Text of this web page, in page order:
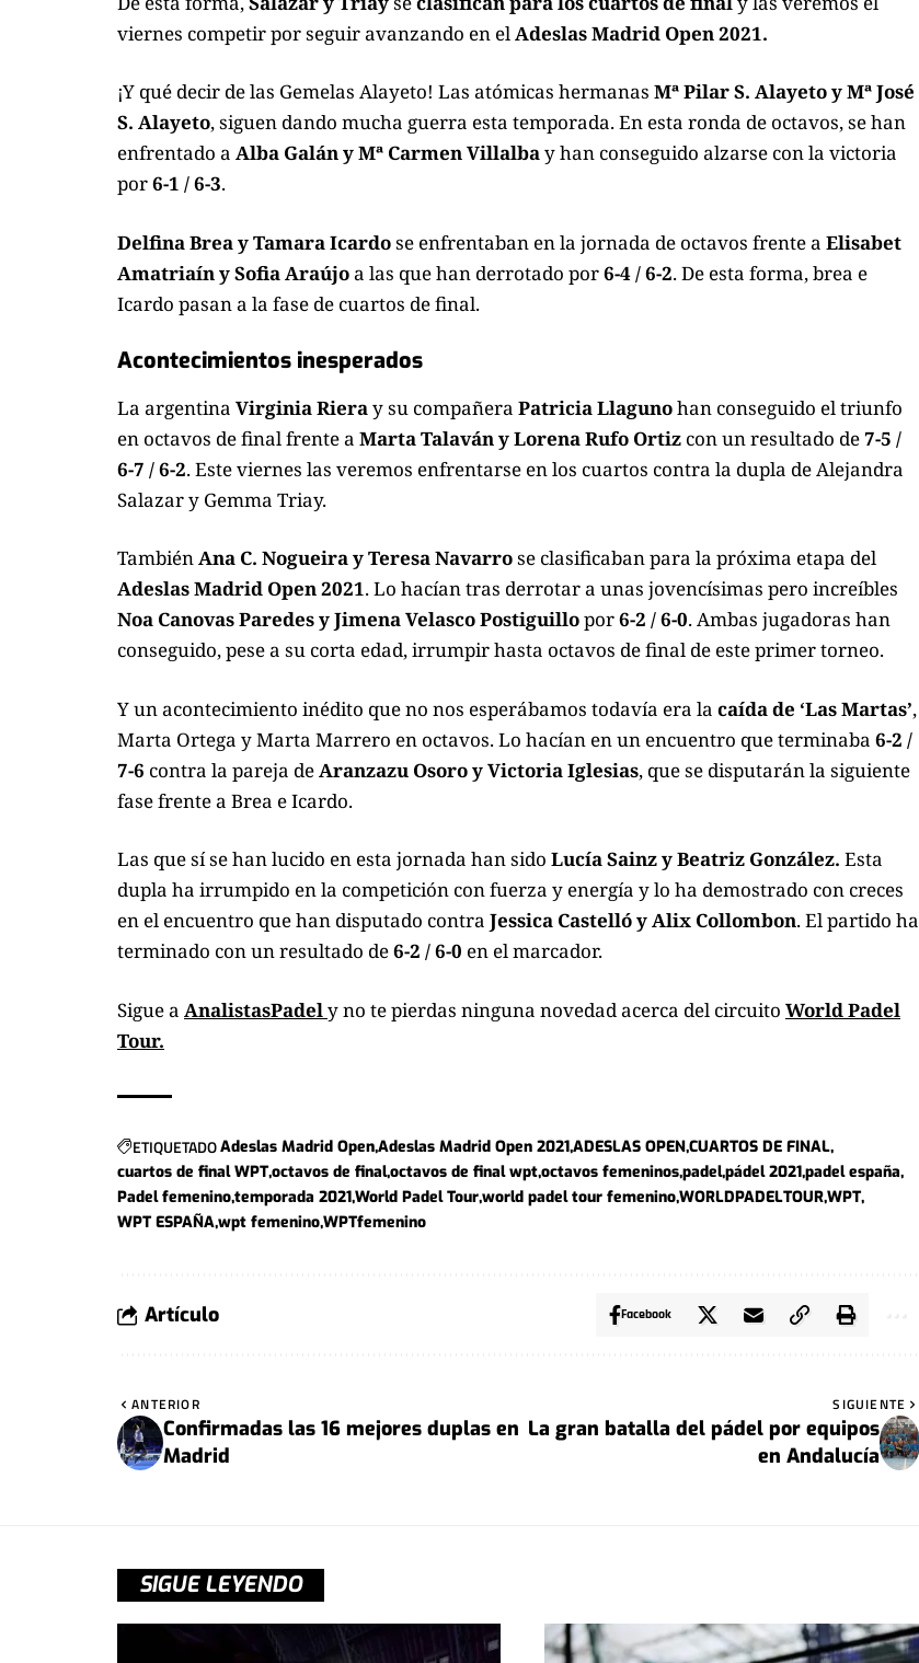
viernes competir por seguir avanzando en elAdeslas Madrid Open 2021.
¡Y qué decir de las Gemelas Alayeto! Las atómicas hermanas Mª Pilar S. Alayeto y Mª José
S. Alayeto, siguen dando mucha guerra esta temporada. En esta ronda de octavos, se han
enfrentado a Alba Galán y Mª Carmen Villalbay han conseguido alzarse con la victoria
por6-1 / 6-3.
Delfina Brea y Tamara Icardose enfrentaban en la jornada de octavos frente a Elisabet
Amatriaín y Sofia Araújoa las que han derrotado por6-4 / 6-2. De esta forma, brea e
Icardo pasan a la fase de cuartos de final.
Acontecimientos inesperados
La argentina Virginia Riera y su compañera Patricia Llagunohan conseguido el triunfo
en octavos de final frente a Marta Talaván y Lorena Rufo Ortiz con un resultado de7-5 /
6-7 / 6-2. Este viernes las veremos enfrentarse en los cuartos contra la dupla de Alejandra
Salazar y Gemma Triay.
TambiénAna C. Nogueira y Teresa Navarrose clasificaban para la próxima etapa del
Adeslas Madrid Open 2021. Lo hacían tras derrotar a unas jovencísimas pero increíbles
Noa Canovas Paredes y Jimena Velasco Postiguillopor6-2 / 6-0. Ambas jugadoras han
conseguido, pese a su corta edad, irrumpir hasta octavos de final de este primer torneo.
Y un acontecimiento inédito que no nos esperábamos todavía era la caída de ‘Las Martas’,
Marta Ortega y Marta Marrero en octavos. Lo hacían en un encuentro que terminaba 6-2 /
7-6 contra la pareja de Aranzazu Osoro y Victoria Iglesias, que se disputarán la siguiente
fase frente a Brea e Icardo.
Las que sí se han lucido en esta jornada han sido Lucía Sainz y Beatriz González. Esta
dupla ha irrumpido en la competición con fuerza y energía y lo ha demostrado con creces
en el encuentro que han disputado contra Jessica Castelló y Alix Collombon. El partido ha
terminado con un resultado de6-2 / 6-0 en el marcador.
Sigue a AnalistasPadel y no te pierdas ninguna novedad acerca del circuito World Padel
Tour.
ETIQUETADOAdeslas Madrid OpenAdeslas Madrid Open 2021ADESLAS OPENCUARTOS DE FINAL
cuartos de final WPToctavos de finaloctavos de final wptoctavos femeninospadelpádel 2021padel españa
Padel femeninotemporada 2021World Padel Tourworld padel tour femeninoWORLDPADELTOURWPT
WPT ESPAÑAwpt femeninoWPTfemenino
Artículo Facebook
ANTERIOR
Confirmadas las 16 mejores duplas en
Madrid
SIGUIENTE
La gran batalla del pádel por equipos
en Andalucía
SIGUE LEYENDO